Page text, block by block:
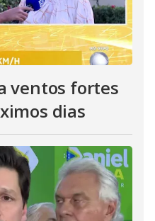
ventos fortes
dias